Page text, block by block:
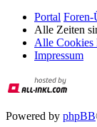
Portal Foren-
Alle Zeiten
Alle Cookies
Impressum
Powered by phpBB